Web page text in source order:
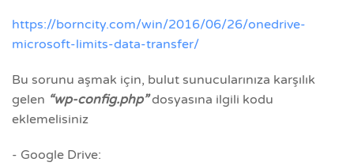
https://borncity.com/win/2016/06/26/onedrive-
microsoft-limits-data-transfer/
Bu sorunu aşmak için, bulut sunucularınıza karşılık
gelen “wp-config.php” dosyasına ilgili kodu
eklemelisiniz
- Google Drive: